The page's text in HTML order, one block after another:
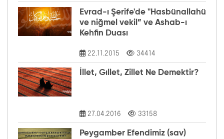
Evrad-ı Şerife'de "Hasbünallahü
ve niğmel vekil” ve Ashab-ı
Kehfin Duası
22.11.2015 34414
İllet, Gıllet, Zillet Ne Demektir?
27.04.2016 33158
Peygamber Efendimiz (sav)